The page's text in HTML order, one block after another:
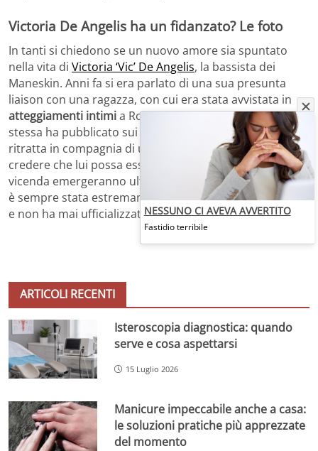
Victoria De Angelis ha un fidanzato? Le foto
In tanti si chiedono se un nuovo amore sia spuntato
nella vita di Victoria ‘Vic’ De Angelis, la bassista dei
Maneskin. Anni fa si era parlato di una sua presunta
liaison con una ragazza, con cui era stata avvistata in
atteggiamenti intimia Roma. Nelle ultime ore però lei
stessa ha pubblicato sui social alcune foto in cui è
ritratta in compagnia di un ragazzo e sono molti a
credere che lui possa essere la sua nuova fiamma. Sulla
vicenda emergeranno ulteriori conferme? La musicista
è sempre stata estremamente riservata sull’argomento
e non ha mai ufficializzato le sue storie d’amore.
ARTICOLI RECENTI
Isteroscopia diagnostica: quando
serve e cosa aspettarsi
15 Luglio 2026
Manicure impeccabile anche a casa:
le soluzioni pratiche più apprezzate
del momento
NESSUNO CI AVEVA AVVERTITO
Fastidio terribile